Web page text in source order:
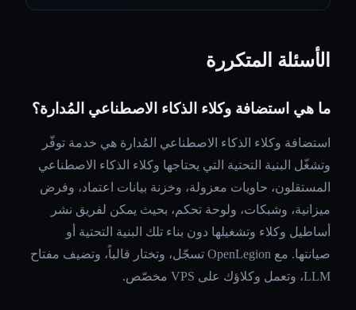
الأسئلة المتكررة
ما هي استضافة وكلاء الذكاء الاصطناعي المُدارة؟
استضافة وكلاء الذكاء الاصطناعي المُدارة هي خدمة توفّر
وتشغّل البنية التحتية التي يحتاجها وكلاء الذكاء الاصطناعي
المستقلون، حاويات معزولة، وخزنة بيانات اعتماد، وفرض
ميزانية، وشبكات، ولوحة تحكم، بحيث يمكن لفريق نشر
أساطيل وكلاء وتشغيلها دون بناء تلك البنية التحتية أو
صيانتها. مع OpenLegion تسجّل، وتختار قالباً، وتضيف مفتاح
LLM، وتعمل وكلاؤك على VPS مخصّص.